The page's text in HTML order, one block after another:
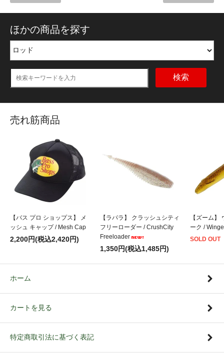
ほかの商品を探す
検索
売れ筋商品
【バス プロ ショップス】 メ
ッシュ キャップ / Mesh Cap
2,200円(税込2,420円)
【ラパラ】 クラッシュシティ
フリーローダー / CrushCity
Freeloader
1,350円(税込1,485円)
【ズーム】
ーク /
SOLD OUT
ホーム
カートを見る
特定商取引法に基づく表記